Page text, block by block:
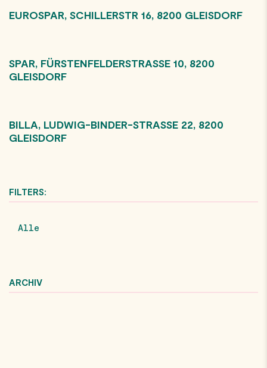
EUROSPAR, SCHILLERSTR 16, 8200 GLEISDORF
SPAR, FÜRSTENFELDERSTRASSE 10, 8200 G
LEISDORF
BILLA, LUDWIG-BINDER-STRASSE 22, 8200 G
LEISDORF
FILTERS:
Alle
ARCHIV